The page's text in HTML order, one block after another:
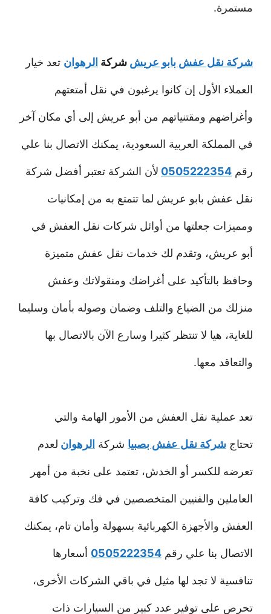
مستمرة.
شركة نقل عفش بابو عريش شركة الرهوان تعد خيار
العملاء الأول إن كانوا يرغبون في نقل أمتعتهم
وأغراضهم ومقتنياتهم من أبو عريش إلى أي مكان آخر
في المملكة العربية السعودية، يمكنك الاتصال بنا علي
رقم 0505222354 لأن الشركة تعتبر أفضل شركة
نقل عفش بابو عريش لما تتمتع به من إمكانيات
ومميزات جعلتها من أوائل شركات نقل العفش في
أبو عريش، وتقدم لك خدمات نقل عفش متميزة
وحافظ بالتأكيد على أغراضك ومنقولاتك وعفش
منزلك من الضياع والتلف وضمان وصوله بأمان وسليما
للغاية، هيا لا تنتظر كثيرا وسارع الآن بالاتصال بها
والتعاقد معها.
تعد عملية نقل العفش من الأمور الهامة والتي
تحتاج شركة نقل عفش بصبيا شركة الرهوان لعدم
تعرضه للكسر أو الخدش، تعتمد على نخبة من أمهر
العاملين والفنيين المتخصصين في فك وتركيب كافة
العفش والأجهزة الكهربائية بسهولة وأمان تام، يمكنك
الاتصال بنا علي رقم 0505222354 أسعارها
تنافسية لا تجد لها مثيل في باقي الشركات الأخرى،
تحرص على توفير عدد كبير من السيارات ذات